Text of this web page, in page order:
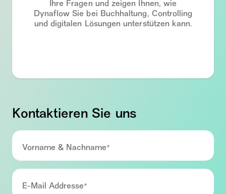
Ihre Fragen und zeigen Ihnen, wie
Dynaflow Sie bei Buchhaltung, Controlling
und digitalen Lösungen unterstützen kann.
Kontaktieren Sie uns
Vorname & Nachname*
E-Mail Addresse*